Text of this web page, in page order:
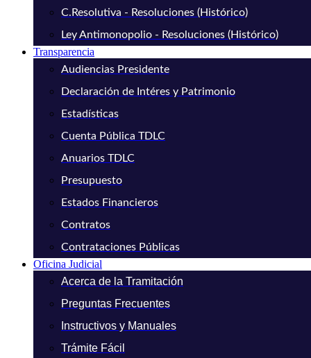
C.Resolutiva - Resoluciones (Histórico)
Ley Antimonopolio - Resoluciones (Histórico)
Transparencia
Audiencias Presidente
Declaración de Intéres y Patrimonio
Estadísticas
Cuenta Pública TDLC
Anuarios TDLC
Presupuesto
Estados Financieros
Contratos
Contrataciones Públicas
Oficina Judicial
Acerca de la Tramitación
Preguntas Frecuentes
Instructivos y Manuales
Trámite Fácil